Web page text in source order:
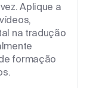
Aplique a
na tradução
formação